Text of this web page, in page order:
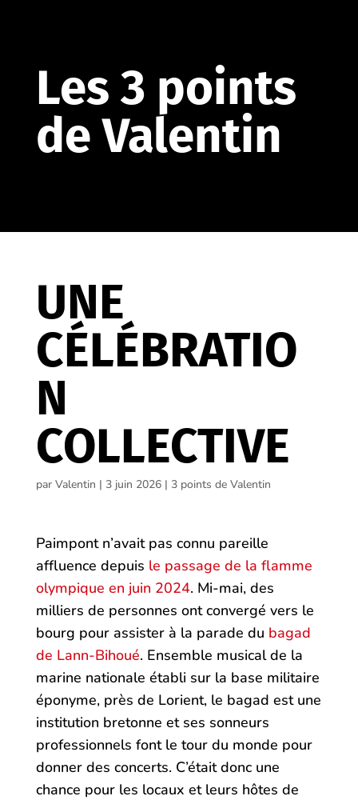
Les 3 points
de Valentin
UNE
CÉLÉBRATIO
N
COLLECTIVE
par Valentin | 3 juin 2026| 3 points de Valentin
Paimpont n’avait pas connu pareille
affluence depuis le passage de la flamme
olympique en juin 2024. Mi-mai, des
milliers de personnes ont convergé vers le
bourg pour assister à la parade du bagad
de Lann-Bihoué. Ensemble musical de la
marine nationale établi sur la base militaire
éponyme, près de Lorient, le bagad est une
institution bretonne et ses sonneurs
professionnels font le tour du monde pour
donner des concerts. C’était donc une
chance pour les locaux et leurs hôtes de